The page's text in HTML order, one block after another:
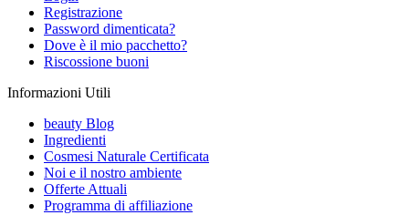
Registrazione
Password dimenticata?
Dove è il mio pacchetto?
Riscossione buoni
Informazioni Utili
beauty Blog
Ingredienti
Cosmesi Naturale Certificata
Noi e il nostro ambiente
Offerte Attuali
Programma di affiliazione